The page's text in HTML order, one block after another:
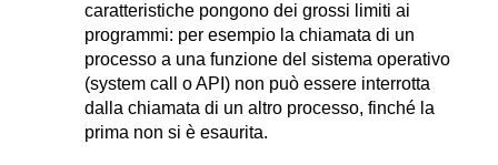
caratteristiche pongono dei grossi limiti ai
programmi: per esempio la chiamata di un
processo a una funzione del sistema operativo
(system call o API) non può essere interrotta
dalla chiamata di un altro processo, finché la
prima non si è esaurita.